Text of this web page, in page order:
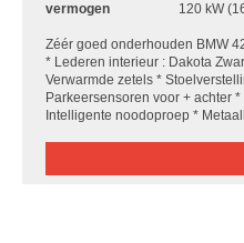
vermogen 120 kW
Zéér goed onderhouden BMW
* Lederen interieur : Dakota
Verwarmde zetels *
Parkeersensoren voor + achter
Intelligente noodoproep *